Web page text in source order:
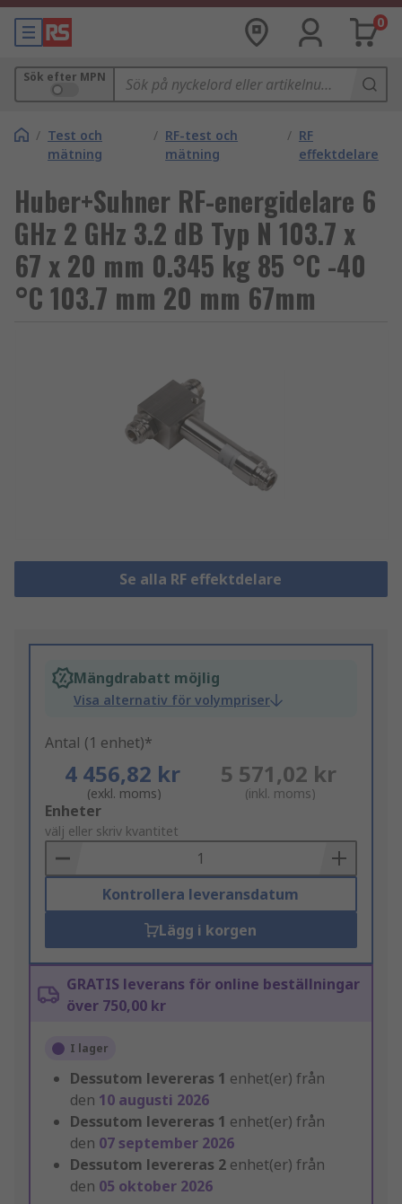
0
Sök efter MPN
/ Test och
mätning
/ RF-test och
mätning
/ RF
effektdelare
Huber+Suhner RF-energidelare 6
GHz 2 GHz 3.2 dB Typ N 103.7 x
67 x 20 mm 0.345 kg 85 °C -40
°C 103.7 mm 20 mm 67mm
Se alla RF effektdelare
Mängdrabatt möjlig
Visa alternativ för volympriser
Antal (1 enhet)*
4 456,82 kr
(exkl. moms)
5 571,02 kr
(inkl. moms)
Add
to
Basket
Enheter
välj eller skriv kvantitet
Kontrollera leveransdatum
Lägg i korgen
GRATIS leverans för online beställningar
över 750,00 kr
I lager
Dessutom levereras 1 enhet(er) från
den 10 augusti 2026
Dessutom levereras 1 enhet(er) från
den 07 september 2026
Dessutom levereras 2 enhet(er) från
den 05 oktober 2026